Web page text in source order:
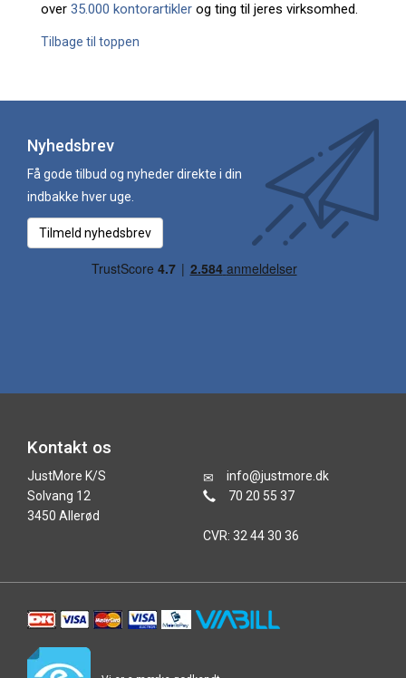
over 35.000 kontorartikler og ting til jeres virksomhed.
Tilbage til toppen
Nyhedsbrev
Få gode tilbud og nyheder direkte i din
indbakke hver uge.
Tilmeld nyhedsbrev
Kontakt os
JustMore K/S
Solvang 12
3450 Allerød
info@justmore.dk
70 20 55 37
CVR: 32 44 30 36